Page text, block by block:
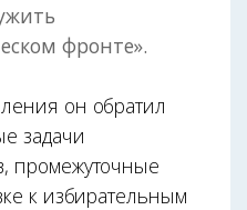
фронте».
он обратил
задачи
промежуточные
к избирательным